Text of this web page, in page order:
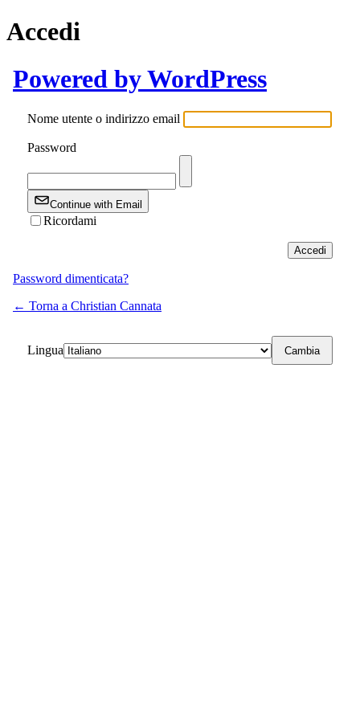
Accedi
Powered by WordPress
Nome utente o indirizzo email
Password
Continue with Email
Ricordami
Password dimenticata?
← Torna a Christian Cannata
Lingua